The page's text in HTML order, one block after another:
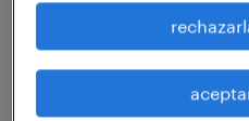
incluyendo aquellas
dentro de las